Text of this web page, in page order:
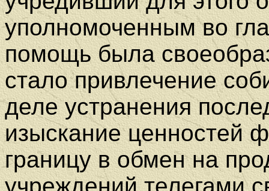
уполномоченным во
помощь была
стало привлечение
деле устранения
изыскание ценностей
границу в обмен на